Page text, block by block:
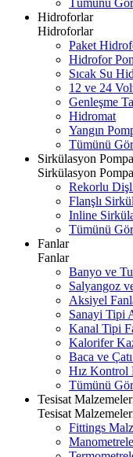
Tümünü Gör
Hidroforlar
Hidroforlar
Paket
Hidrofor
Sıcak Su
12 ve 24
Genleşme
Hidromat
Yangın
Tümünü Gör
Sirkülasyon
Sirkülasyon
Rekorlu
Flanşlı
Inline
Tümünü Gör
Fanlar
Fanlar
Banyo ve
Salyangoz
Aksiyel
Sanayi Tipi
Kanal Tipi
Kalorifer
Baca ve
Hız Kontrol
Tümünü Gör
Tesisat
Tesisat
Fittings